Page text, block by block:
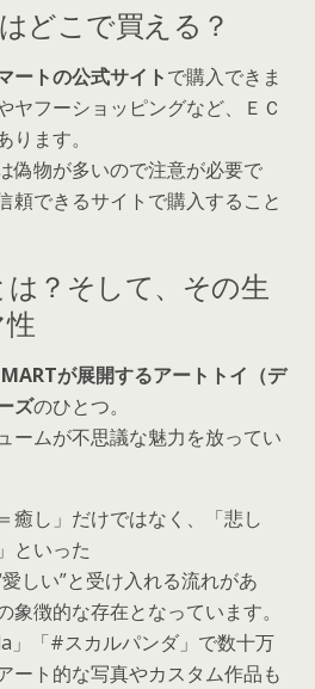
どこで買える？
ートの公式サイトで購入できま
ヤフーショッピングなど、ＥＣ
ます。
偽物が多いので注意が必要で
頼できるサイトで購入すること
？そして、その生
が展開するアートトイ（デ
ズのひとつ。
ームが不思議な魅力を放ってい
癒し」だけではなく、「悲し
といった
しい”と受け入れる流れがあ
象徴的な存在となっています。
」「#スカルパンダ」で数十万
ート的な写真やカスタム作品も